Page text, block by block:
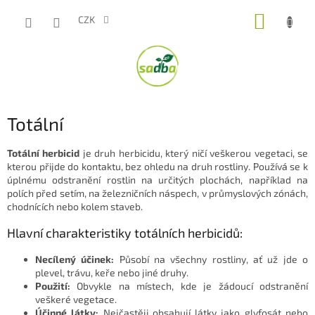
CZK
Totální
Totální herbicid je druh herbicidu, který ničí veškerou vegetaci, se
kterou přijde do kontaktu, bez ohledu na druh rostliny. Používá se k
úplnému odstranění rostlin na určitých plochách, například na
polích před setím, na železničních náspech, v průmyslových zónách,
chodnících nebo kolem staveb.
Hlavní charakteristiky totálních herbicidů:
Necílený účinek: Působí na všechny rostliny, ať už jde o
plevel, trávu, keře nebo jiné druhy.
Použití:
Obvykle na místech, kde je žádoucí odstranění
veškeré vegetace.
Účinné látky: Nejčastěji obsahují látky jako glyfosát nebo